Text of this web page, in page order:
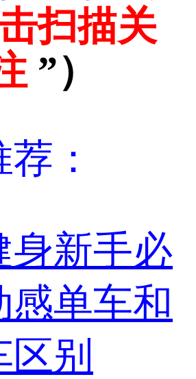
扫描关
”）
：
身新手必
感单车和
别